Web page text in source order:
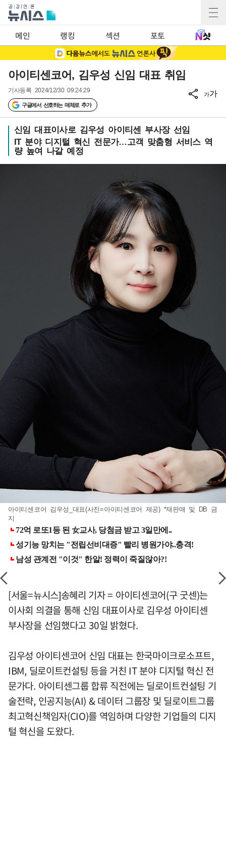
메인 랭킹 섹션 포토
아이티센코어, 김우성 신임 대표 취임
기사등록 2024/12/30 09:24:29
구글에서 선호하는 매체로 추가
가가
신임 대표이사로 김우성 아이티센 부사장 선임
IT 분야 디지털 혁신 전문가…고객 맞춤형 서비스 역
량 높여 나갈 예정
아이티센코어 김우성_대표(사진=아이티센코어 제공) *재판매 및 DB 금
지
[서울=뉴시스]송혜리 기자 = 아이티센코어(구 굿센)는
이사회 의결을 통해 신임 대표이사로 김우성 아이티센
부사장을 선임했다고 30일 밝혔다.
김우성 아이티센코어 신임 대표는 한국마이크로소프트,
IBM, 딜로이트컨설팅 등을 거친 IT 분야 디지털 혁신 전
문가다. 아이티센그룹 합류 직전에는 딜로이트컨설팅 기
술전략, 인공지능(AI) & 데이터 그룹장 및 딜로이트그룹
최고혁신책임자(CIO)를 역임하며 다양한 기업들의 디지
털 혁신을 도왔다.